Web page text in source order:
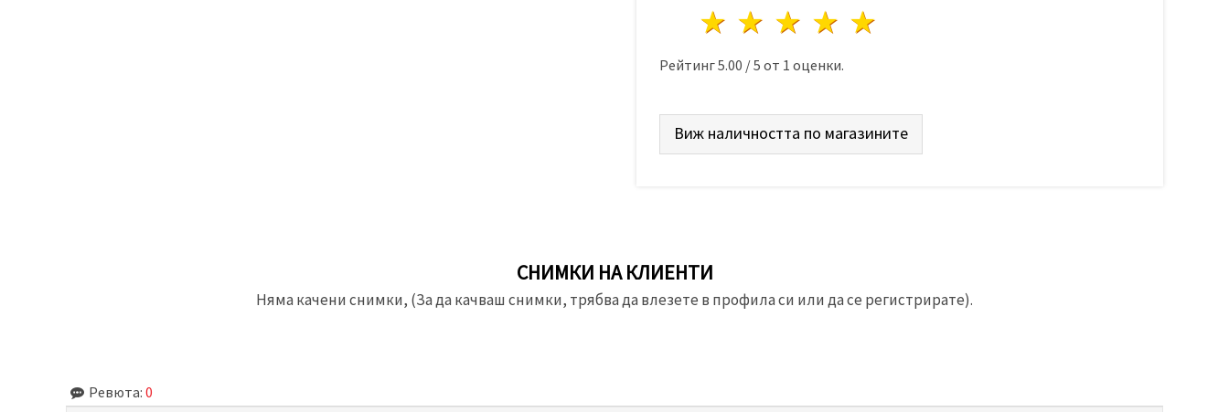
4 звезди
3 звезди
2 звезди
1 звезда
Рейтинг5.00 /5 от 1 оценки.
Виж наличността по магазините
СНИМКИ НА КЛИЕНТИ
Няма качени снимки, (За да качваш снимки, трябва да влезете в профила си или да се регистрирате).
Ревюта: 0